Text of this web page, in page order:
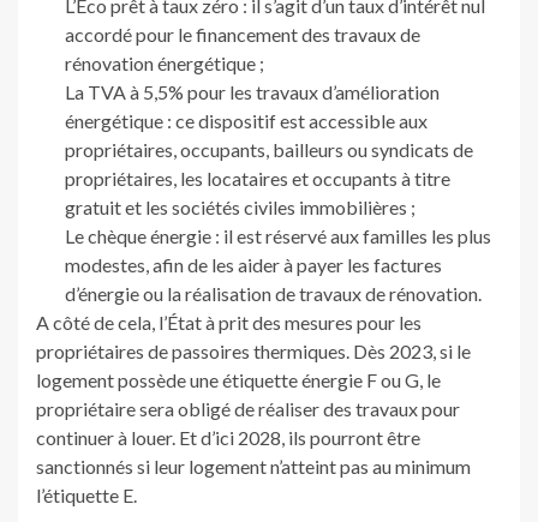
L’Eco prêt à taux zéro : il s’agit d’un taux d’intérêt nul
accordé pour le financement des travaux de
rénovation énergétique ;
La TVA à 5,5% pour les travaux d’amélioration
énergétique : ce dispositif est accessible aux
propriétaires, occupants, bailleurs ou syndicats de
propriétaires, les locataires et occupants à titre
gratuit et les sociétés civiles immobilières ;
Le chèque énergie : il est réservé aux familles les plus
modestes, afin de les aider à payer les factures
d’énergie ou la réalisation de travaux de rénovation.
A côté de cela, l’État à prit des mesures pour les
propriétaires de passoires thermiques. Dès 2023, si le
logement possède une étiquette énergie F ou G, le
propriétaire sera obligé de réaliser des travaux pour
continuer à louer. Et d’ici 2028, ils pourront être
sanctionnés si leur logement n’atteint pas au minimum
l’étiquette E.